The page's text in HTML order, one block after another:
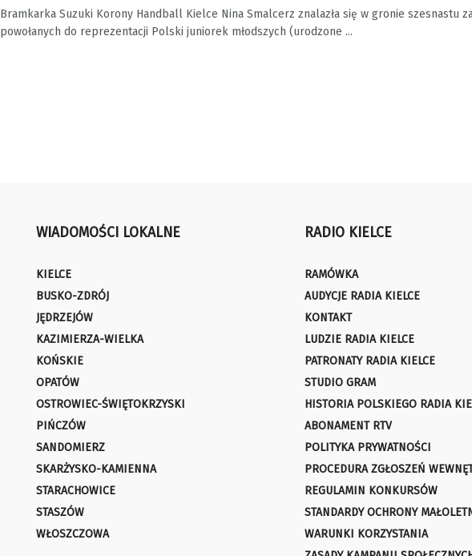
Bramkarka Suzuki Korony Handball Kielce Nina Smalcerz znalazła się w gronie szesnastu
powołanych do reprezentacji Polski juniorek młodszych (urodzone ...
WIADOMOŚCI LOKALNE
KIELCE
BUSKO-ZDRÓJ
JĘDRZEJÓW
KAZIMIERZA-WIELKA
KOŃSKIE
OPATÓW
OSTROWIEC-ŚWIĘTOKRZYSKI
PIŃCZÓW
SANDOMIERZ
SKARŻYSKO-KAMIENNA
STARACHOWICE
STASZÓW
WŁOSZCZOWA
RADIO KIELCE
RAMÓWKA
AUDYCJE RADIA KIELCE
KONTAKT
LUDZIE RADIA KIELCE
PATRONATY RADIA KIELCE
STUDIO GRAM
HISTORIA POLSKIEGO RADIA
ABONAMENT RTV
POLITYKA PRYWATNOŚCI
PROCEDURA ZGŁOSZEŃ
REGULAMIN KONKURSÓW
STANDARDY OCHRONY
WARUNKI KORZYSTANIA